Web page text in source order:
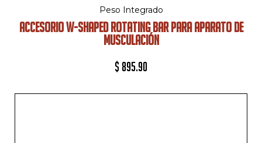
Peso Integrado
ACCESORIO W-SHAPED ROTATING BAR PARA APARATO DE
MUSCULACIÓN
$ 895.90